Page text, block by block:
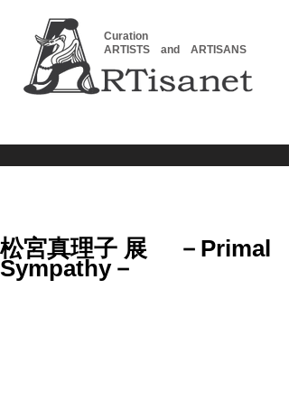
Curation
ARTISTS and ARTISANS
松宮真理子 展 －Primal
Sympathy－